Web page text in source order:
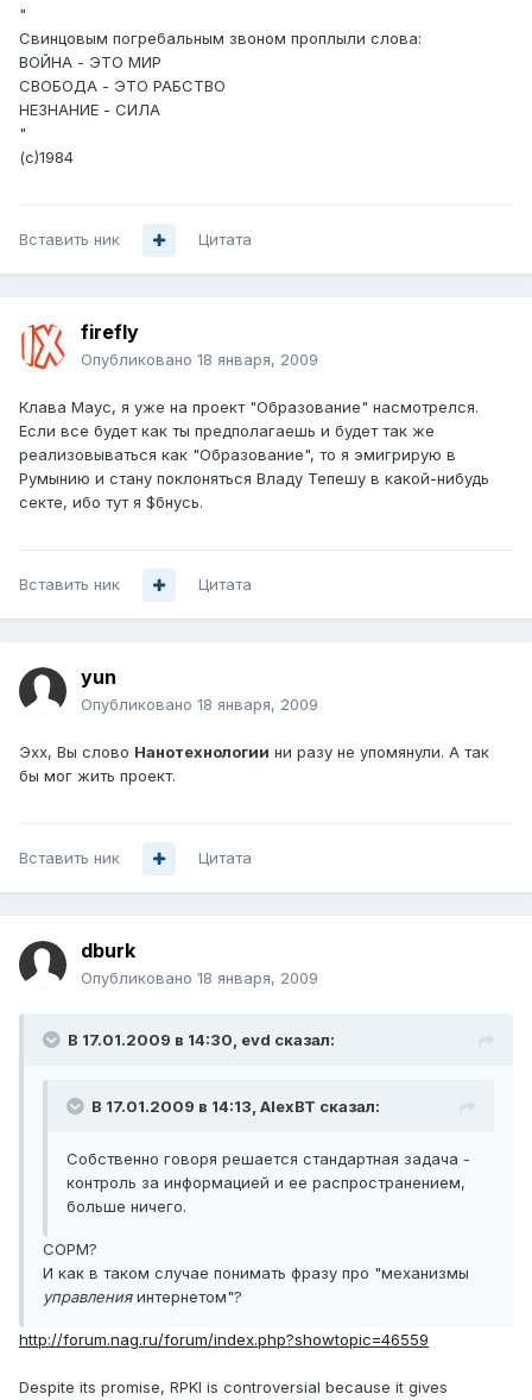
"
Свинцовым погребальным звоном проплыли слова:
ВОЙНА - ЭТО МИР
СВОБОДА - ЭТО РАБСТВО
НЕЗНАНИЕ - СИЛА
"
(с)1984
Вставить ник Цитата
firefly
Опубликовано 18 января, 2009
Клава Маус, я уже на проект "Образование" насмотрелся.
Если все будет как ты предполагаешь и будет так же
реализовываться как "Образование", то я эмигрирую в
Румынию и стану поклоняться Владу Тепешу в какой-нибудь
секте, ибо тут я $бнусь.
Вставить ник Цитата
yun
Опубликовано 18 января, 2009
Эхх, Вы слово Нанотехнологии ни разу не упомянули. А так
бы мог жить проект.
Вставить ник Цитата
dburk
Опубликовано 18 января, 2009
В 17.01.2009 в 14:30, evd сказал:
В 17.01.2009 в 14:13, AlexBT сказал:
Собственно говоря решается стандартная задача -
контроль за информацией и ее распространением,
больше ничего.
СОРМ?
И как в таком случае понимать фразу про "механизмы
управленияинтернетом"?
http://forum.nag.ru/forum/index.php?showtopic=46559
Despite its promise, RPKI is controversial because it gives